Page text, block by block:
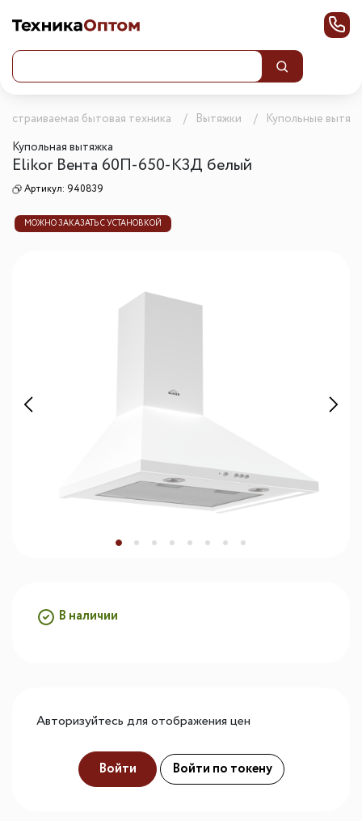
Встраиваемая бытовая техника Вытяжки
Купольные
Купольная вытяжка
Elikor Вента 60П-650-К3Д белый
Артикул: 940839
МОЖНО ЗАКАЗАТЬ С УСТАНОВКОЙ
В наличии
Авторизуйтесь для отображения цен
Войти Войти по токену